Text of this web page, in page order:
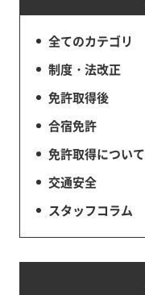
全てのカテゴリ
制度・法改正
免許取得後
合宿免許
免許取得について
交通安全
スタッフコラム